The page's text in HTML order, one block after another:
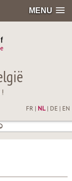
MENU
!
FR NL| DE EN